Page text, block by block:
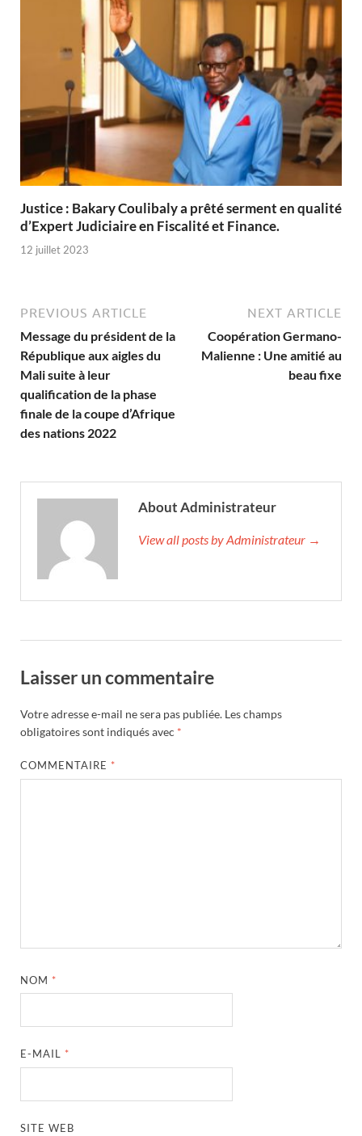
Justice : Bakary Coulibaly a prêté serment en qualité
d’Expert Judiciaire en Fiscalité et Finance.
12 juillet 2023
PREVIOUS ARTICLE
Message du président de la
République aux aigles du
Mali suite à leur
qualification de la phase
finale de la coupe d’Afrique
des nations 2022
NEXT ARTICLE
Coopération Germano-
Malienne : Une amitié au
beau fixe
About Administrateur
View all posts by Administrateur →
Laisser un commentaire
Votre adresse e-mail ne sera pas publiée. Les champs
obligatoires sont indiqués avec *
COMMENTAIRE *
NOM *
E-MAIL *
SITE WEB